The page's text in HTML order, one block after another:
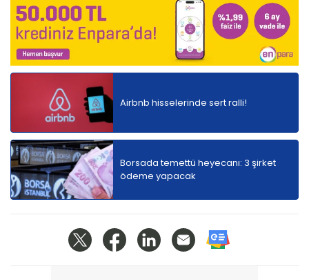
Airbnb hisselerinde sert ralli!
Borsada temettü heyecanı: 3 şirket
ödeme yapacak